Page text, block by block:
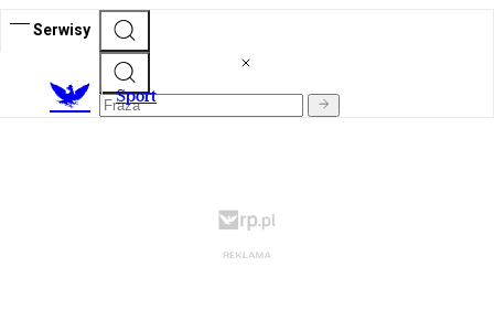
Serwisy
Sport